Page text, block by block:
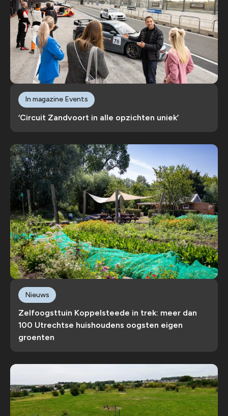
‘Circuit Zandvoort in alle opzichten uniek’
In magazine Events
Zelfoogsttuin Koppelsteede in trek: meer dan
100 Utrechtse huishoudens oogsten eigen
groenten
Nieuws